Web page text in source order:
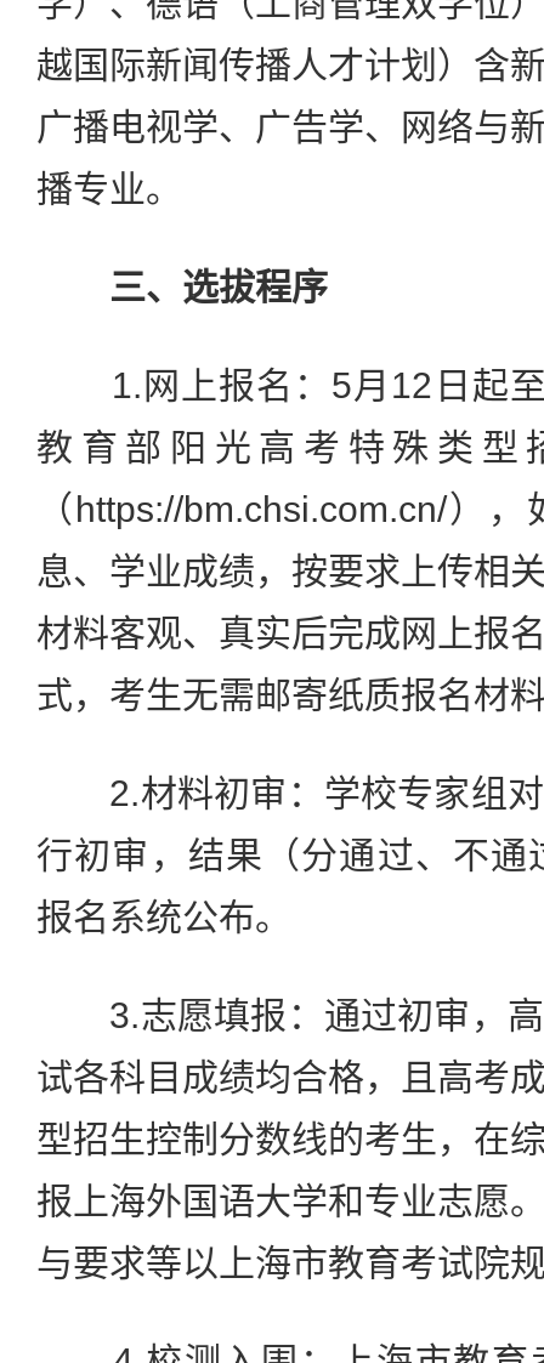
越国际新闻传播人才计划）含
广播电视学、广告学、网络与
播专业。
三、选拔程序
1.网上报名：5月12日起至
教育部阳光高考特殊类型
（https://bm.chsi.com.cn/）
息、学业成绩，按要求上传相
材料客观、真实后完成网上报
式，考生无需邮寄纸质报名材
2.材料初审：学校专家组对
行初审，结果（分通过、不
报名系统公布。
3.志愿填报：通过初审，高
试各科目成绩均合格，且高考
型招生控制分数线的考生，在
报上海外国语大学和专业志愿
与要求等以上海市教育考试院